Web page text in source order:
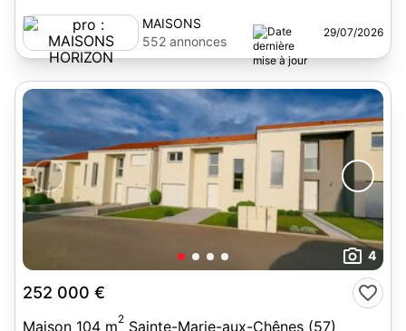
MAISONS
HORIZON
552 annonces
29/07/2026
4
252 000 €
Maison 104 m2 Sainte-Marie-aux-Chênes (57)